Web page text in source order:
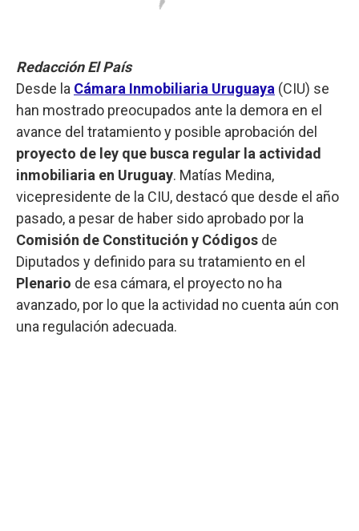
Redacción El País
Desde la Cámara Inmobiliaria Uruguaya (CIU) se
han mostrado preocupados ante la demora en el
avance del tratamiento y posible aprobación del
proyecto de ley que busca regular la actividad
inmobiliaria en Uruguay. Matías Medina,
vicepresidente de la CIU, destacó que desde el año
pasado, a pesar de haber sido aprobado por la
Comisión de Constitución y Códigos de
Diputados y definido para su tratamiento en el
Plenario de esa cámara, el proyecto no ha
avanzado, por lo que la actividad no cuenta aún con
una regulación adecuada.